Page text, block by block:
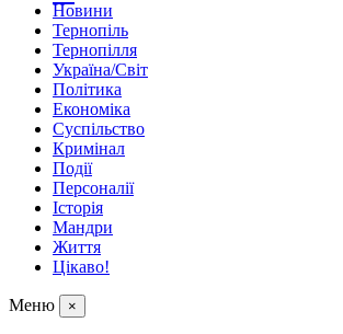
Новини
Тернопіль
Тернопілля
Україна/Світ
Політика
Економіка
Суспільство
Кримінал
Події
Персоналії
Історія
Мандри
Життя
Цікаво!
Меню ×